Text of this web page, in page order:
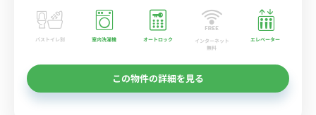
バストイレ別 室内洗濯機 オートロック
インターネット
無料
エレベーター
この物件の詳細を見る